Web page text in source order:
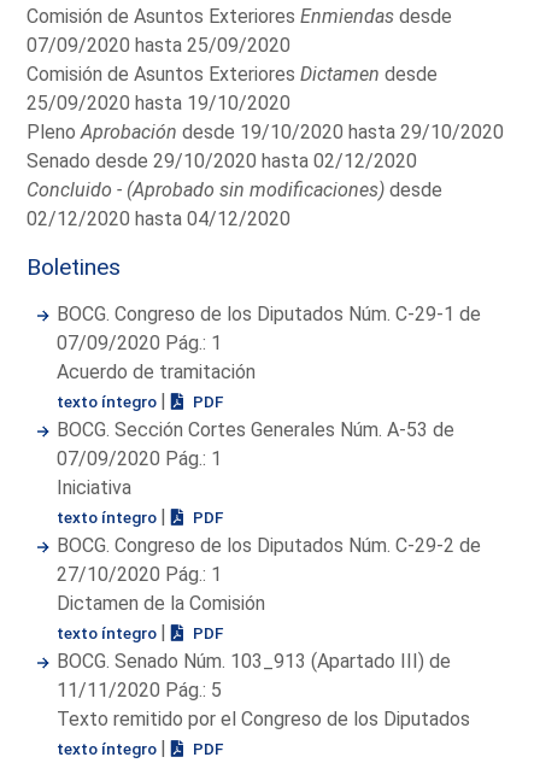
Comisión de Asuntos ExterioresEnmiendas desde
07/09/2020 hasta 25/09/2020
Comisión de Asuntos ExterioresDictamen desde
25/09/2020 hasta 19/10/2020
PlenoAprobación desde 19/10/2020 hasta 29/10/2020
Senado desde 29/10/2020 hasta 02/12/2020
Concluido - (Aprobado sin modificaciones) desde
02/12/2020 hasta 04/12/2020
Boletines
BOCG. Congreso de los Diputados Núm. C-29-1 de
07/09/2020 Pág.: 1
Acuerdo de tramitación
texto íntegro | PDF
BOCG. Sección Cortes Generales Núm. A-53 de
07/09/2020 Pág.: 1
Iniciativa
texto íntegro | PDF
BOCG. Congreso de los Diputados Núm. C-29-2 de
27/10/2020 Pág.: 1
Dictamen de la Comisión
texto íntegro | PDF
BOCG. Senado Núm. 103_913 (Apartado III) de
11/11/2020 Pág.: 5
Texto remitido por el Congreso de los Diputados
texto íntegro | PDF